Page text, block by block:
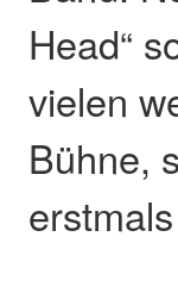
Head“
vielen
Bühne,